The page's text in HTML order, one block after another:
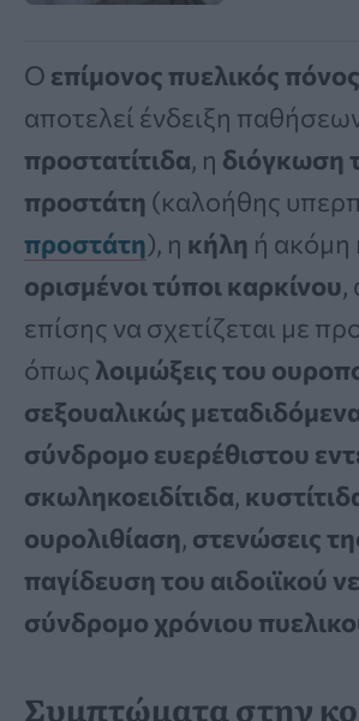
Ο επίμονος πυελικός πόνος
αποτελεί ένδειξη
προστατίτιδα, η διόγκωση
προστάτη (καλοήθης
προστάτη), η κήλη ή ακόμη
ορισμένοι τύποι καρκίνου,
επίσης να σχετίζεται με
όπως λοιμώξεις του
σεξουαλικώς
σύνδρομο ευερέθιστου
σκωληκοειδίτιδα,
ουρολιθίαση, στενώσεις
παγίδευση του αιδοιϊκού
σύνδρομο χρόνιου
Συμπτώματα στην